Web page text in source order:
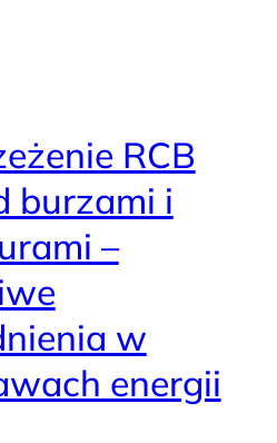
RCB
burzami i
–
w
energii